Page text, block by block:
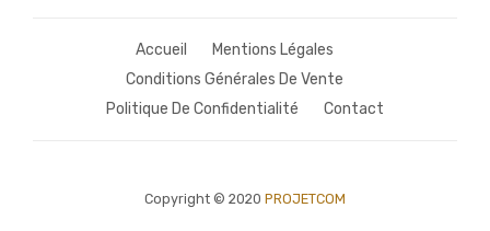
Accueil
Mentions Légales
Conditions Générales De Vente
Politique De Confidentialité
Contact
Copyright © 2020 PROJETCOM